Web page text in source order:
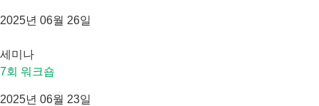
2025년 06월 26일
세미나
7회 워크숍
2025년 06월 23일